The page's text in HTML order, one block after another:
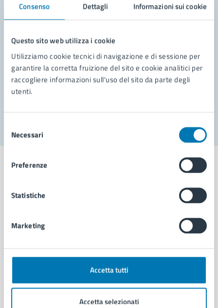
Consenso Dettagli Informazioni sui cookie
Questo sito web utilizza i cookie
Utilizziamo cookie tecnici di navigazione e di sessione per
garantire la corretta fruizione del sito e cookie analitici per
raccogliere informazioni sull'uso del sito da parte degli
utenti.
delNecessari
Preferenze
Statistiche
Marketing
Accetta tutti
Accetta selezionati
Leggi le domande frequenti
Richiedi assistenza
Prenota appuntamento
Problemi in città
Comune di Napoli
AMMINISTRAZIONE
Organi di governo
Enti e fondazioni